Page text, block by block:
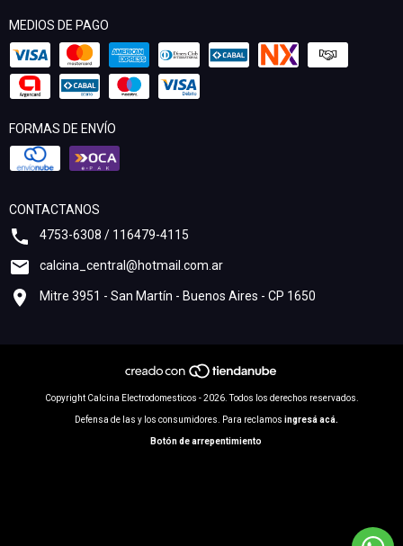
MEDIOS DE PAGO
FORMAS DE ENVÍO
CONTACTANOS
4753-6308 / 116479-4115
calcina_central@hotmail.com.ar
Mitre 3951 - San Martín - Buenos Aires - CP 1650
Copyright Calcina Electrodomesticos - 2026. Todos los derechos reservados.
Defensa de las y los consumidores. Para reclamos ingresá acá.
Botón de arrepentimiento